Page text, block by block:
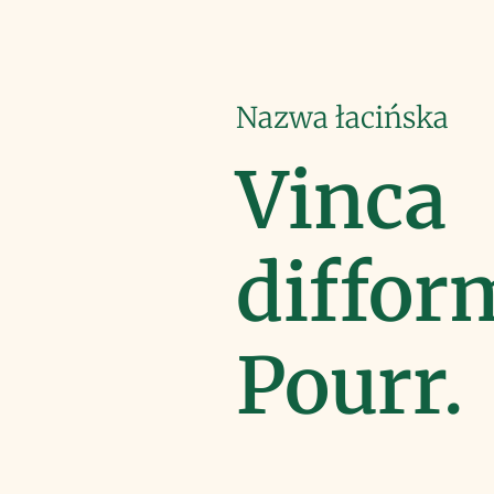
Nazwa łacińska
Vinca
Pourr.